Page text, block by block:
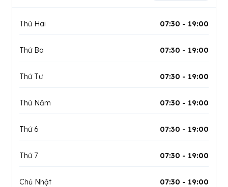
Thứ Hai 07:30 - 19:00
Thứ Ba 07:30 - 19:00
Thứ Tư 07:30 - 19:00
Thứ Năm 07:30 - 19:00
Thứ 6 07:30 - 19:00
Thứ 7 07:30 - 19:00
Chủ Nhật 07:30 - 19:00